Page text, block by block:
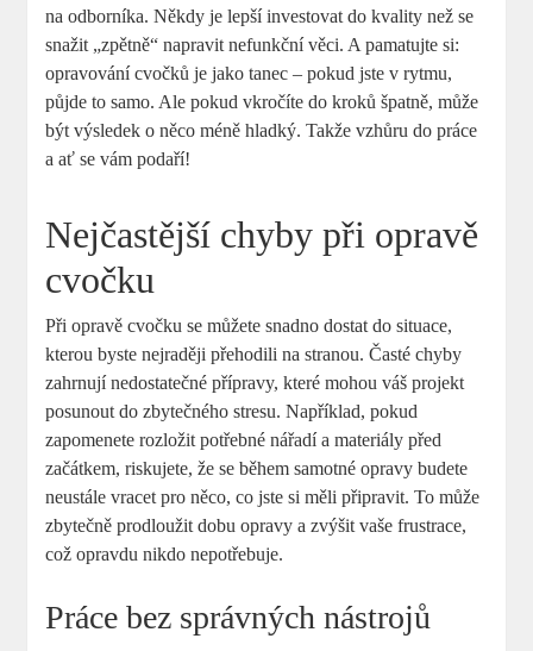
na odborníka. Někdy je lepší investovat do kvality než se
snažit „zpětně“ napravit nefunkční věci. A pamatujte si:
opravování cvočků je jako tanec – pokud jste v rytmu,
půjde to samo. Ale pokud vkročíte do kroků špatně, může
být výsledek o něco méně hladký. Takže vzhůru do práce
a ať se vám podaří!
Nejčastější chyby při opravě
cvočku
Při opravě cvočku se můžete snadno dostat do situace,
kterou byste nejraději přehodili na stranou. Časté chyby
zahrnují nedostatečné přípravy, které mohou váš projekt
posunout do zbytečného stresu. Například, pokud
zapomenete rozložit potřebné nářadí a materiály před
začátkem, riskujete, že se během samotné opravy budete
neustále vracet pro něco, co jste si měli připravit. To může
zbytečně prodloužit dobu opravy a zvýšit vaše frustrace,
což opravdu nikdo nepotřebuje.
Práce bez správných nástrojů